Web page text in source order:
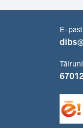
E-